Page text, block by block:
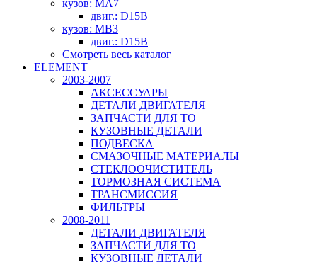
кузов: MA7
двиг.: D15B
кузов: MB3
двиг.: D15B
Смотреть весь каталог
ELEMENT
2003-2007
АКСЕССУАРЫ
ДЕТАЛИ ДВИГАТЕЛЯ
ЗАПЧАСТИ ДЛЯ ТО
КУЗОВНЫЕ ДЕТАЛИ
ПОДВЕСКА
СМАЗОЧНЫЕ МАТЕРИАЛЫ
СТЕКЛООЧИСТИТЕЛЬ
ТОРМОЗНАЯ СИСТЕМА
ТРАНСМИССИЯ
ФИЛЬТРЫ
2008-2011
ДЕТАЛИ ДВИГАТЕЛЯ
ЗАПЧАСТИ ДЛЯ ТО
КУЗОВНЫЕ ДЕТАЛИ